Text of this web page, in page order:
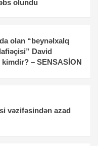
olundu
olan “beynəlxalq
David
– SENSASİON
vəzifəsindən azad